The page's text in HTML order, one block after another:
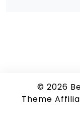
© 2026
Theme